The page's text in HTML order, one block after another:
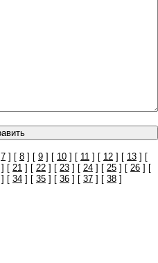
7 ] [ 8 ] [ 9 ] [ 10 ] [ 11 ] [ 12 ] [ 13 ] [
] [ 21 ] [ 22 ] [ 23 ] [ 24 ] [ 25 ] [ 26 ] [
] [ 34 ] [ 35 ] [ 36 ] [ 37 ] [ 38 ]